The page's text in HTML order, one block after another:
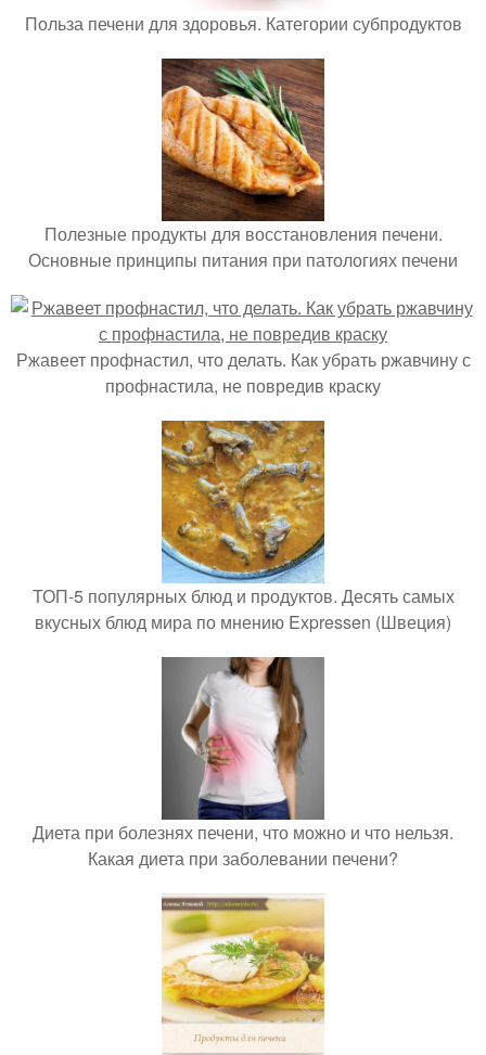
Польза печени для здоровья. Категории субпродуктов
Полезные продукты для восстановления печени.
Основные принципы питания при патологиях печени
Ржавеет профнастил, что делать. Как убрать ржавчину с
профнастила, не повредив краску
ТОП-5 популярных блюд и продуктов. Десять самых
вкусных блюд мира по мнению Expressen (Швеция)
Диета при болезнях печени, что можно и что нельзя.
Какая диета при заболевании печени?